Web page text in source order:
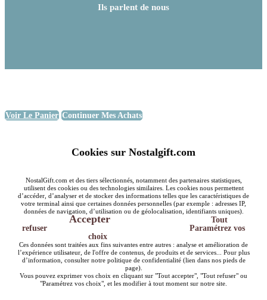
Ils parlent de nous
Voir Le Panier Continuer Mes Achats
Cookies sur Nostalgift.com
NostalGift.com et des tiers sélectionnés, notamment des partenaires statistiques,
utilisent des cookies ou des technologies similaires. Les cookies nous permettent
d’accéder, d’analyser et de stocker des informations telles que les caractéristiques de
votre terminal ainsi que certaines données personnelles (par exemple : adresses IP,
données de navigation, d’utilisation ou de géolocalisation, identifiants uniques).
Accepter
Tout
refuser
Paramétrez vos
choix
Ces données sont traitées aux fins suivantes entre autres : analyse et amélioration de
l’expérience utilisateur, de l'offre de contenus, de produits et de services... Pour plus
d’information, consulter notre politique de confidentialité (lien dans nos pieds de
page).
Vous pouvez exprimer vos choix en cliquant sur "Tout accepter", "Tout refuser" ou
"Paramétrez vos choix", et les modifier à tout moment sur notre site.